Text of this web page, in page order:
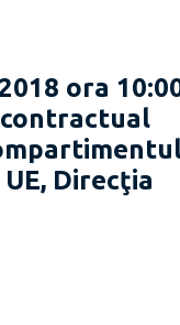
ora
Direcţia